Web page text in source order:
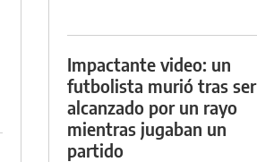
Impactante video: un
futbolista murió tras ser
alcanzado por un rayo
mientras jugaban un
partido